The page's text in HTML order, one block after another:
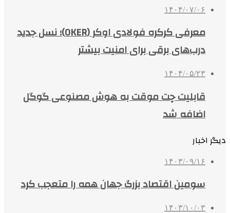
۱۴۰۴/۰۷/۰۶
معرفی کرکره فولادی اوکر (OKER)؛ نسل جدید
درب‌های برقی برای امنیت بیشتر
۱۴۰۴/۰۵/۲۳
قابلیت چت موقت به هوش مصنوعی گوگل
اضافه شد
دیگر اخبار
۱۴۰۳/۰۹/۱۶
سومین اقتصاد بزرگ جهان همه را متعجب کرد
۱۴۰۳/۱۰/۰۳